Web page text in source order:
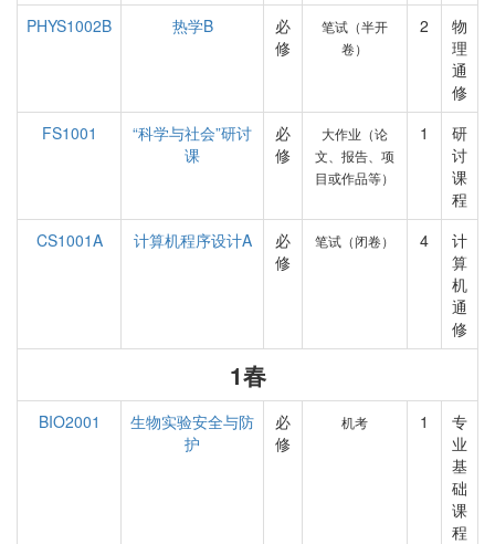
PHYS1002B
热学B
必
修
笔试（半开
卷）
2
物
理
通
修
FS1001
“科学与社会”研讨
课
必
修
大作业（论
文、报告、项
目或作品等）
1
研
讨
课
程
CS1001A
计算机程序设计A
必
修
笔试（闭卷） 4
计
算
机
通
修
1春
BIO2001
生物实验安全与防
护
必
修
机考 1
专
业
基
础
课
程